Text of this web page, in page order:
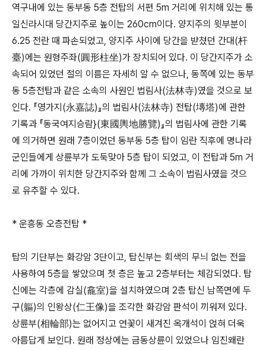
역구내에 있는 동부동 5층 전탑의 서편 5m 거리에 위치해 있는 통
일신라시대 당간지주로 높이는 260cm이다. 양지주의 윗부분이
6.25 전란 때 파손되었고, 양지주 사이에 당간을 받쳤던 간대(杆
臺)에는 원형주좌(圓形柱坐)가 장치되어 있다. 이 당간지주가 소
속되어 있었던 절의 이름은 자세히 알 수 없으나, 동쪽에 있는 동부
동 5층전탑과 같은 소속의 사원인 법림사(法林寺)였을 것으로 보
인다. 『영가지(永嘉誌)』의 법림사(法林寺) 전탑(塼塔)에 관한
기록과 『동국여지승람}(東國輿地勝覽)』의 법림사에 관한 기록
에 의거하면 원래 7층이었던 동부동 5층 탑이 임란 직후에 명나라
군인들에게 상륜부가 도둑맞아 5층 탑이 되었고, 이 전탑과 5m 거
리에 가까이 위치한 당간지주와 함께 그 소속이 법림사였을 것으
로 유추할 수 있다.
* 운흥동 오층전탑 *
탑의 기단부는 화강암 3단이고, 탑신부는 회색의 무늬 없는 전을
사용하여 5층을 쌓았으며 첫 층은 높고 2층부터는 체감되었다. 탑
신에는 각층에 감실(龕室)을 설치하였으며 2층 탑신 남쪽면에 두
구(軀)의 인왕상(仁王像)을 조각한 화강암 판석이 끼워져 있다.
상륜부(相輪部)는 없어지고 연꽃이 새겨진 옥개석이 얹혀 더욱
아름답게 보인다. 원래 정상에는 금동상륜이 있었으나 임진왜란